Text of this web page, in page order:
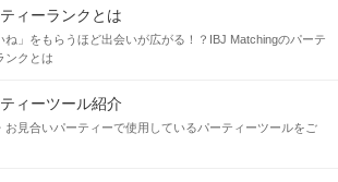
ィーランクとは
ね」をもらうほど出会いが広がる！？IBJ Matchingのパーテ
ンクとは
ィーツール紹介
お見合いパーティーで使用しているパーティーツールをご